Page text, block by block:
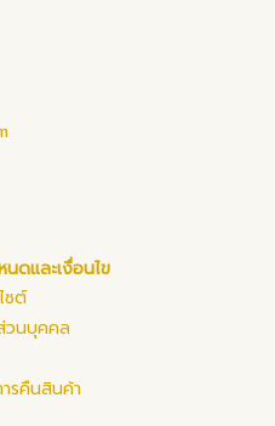
ดและเงื่อนไข
ซต์
วนบุคคล
รคืนสินค้า